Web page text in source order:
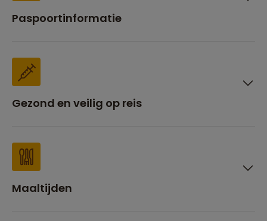
Paspoortinformatie
Gezond en veilig op reis
Maaltijden